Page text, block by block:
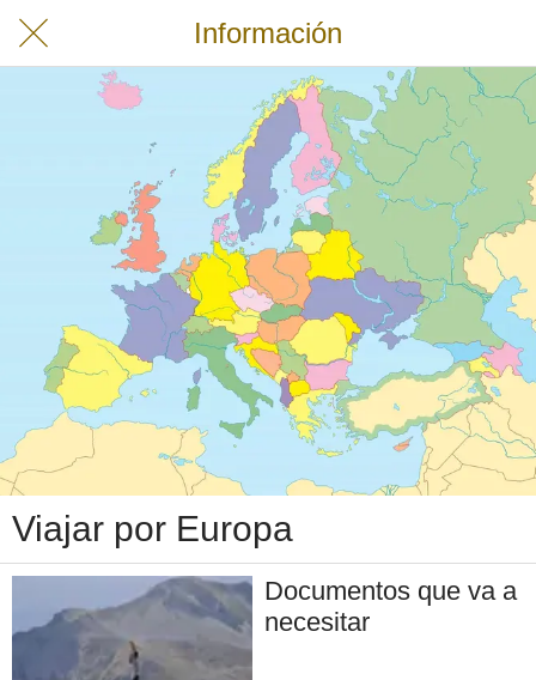
Información
Viajar por Europa
Documentos que va a
necesitar